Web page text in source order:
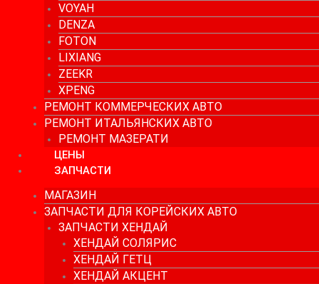
VOYAH
DENZA
FOTON
LIXIANG
ZEEKR
XPENG
РЕМОНТ КОММЕРЧЕСКИХ АВТО
РЕМОНТ ИТАЛЬЯНСКИХ АВТО
РЕМОНТ МАЗЕРАТИ
ЦЕНЫ
ЗАПЧАСТИ
МАГАЗИН
ЗАПЧАСТИ ДЛЯ КОРЕЙСКИХ АВТО
ЗАПЧАСТИ ХЕНДАЙ
ХЕНДАЙ СОЛЯРИС
ХЕНДАЙ ГЕТЦ
ХЕНДАЙ АКЦЕНТ